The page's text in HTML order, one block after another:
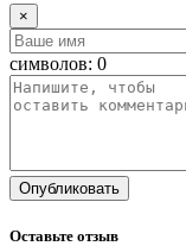
×
символов: 0
Опубликовать
Оставьте отзыв